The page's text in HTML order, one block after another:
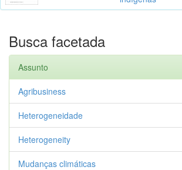
Busca facetada
Assunto
Agribusiness
Heterogeneidade
Heterogeneity
Mudanças climáticas